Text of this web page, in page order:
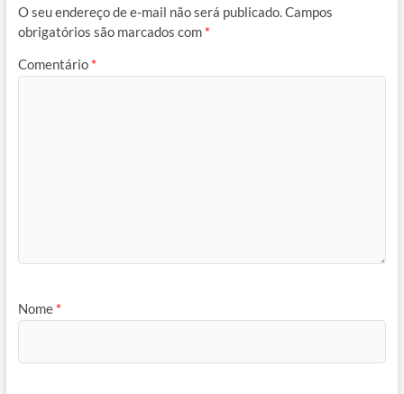
O seu endereço de e-mail não será publicado.Campos
obrigatórios são marcados com *
Comentário *
Nome *